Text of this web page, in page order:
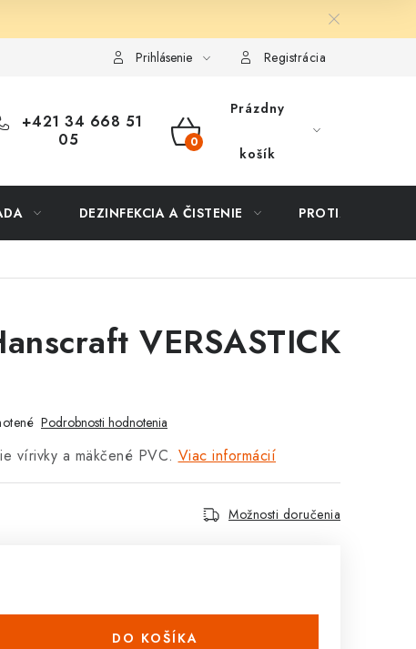
Spôsob dopravy a platby Vernostný program Moja objednávka
Prihlásenie Registrácia
+421 34 668 51
05
NÁKUPNÝ
Prázdny
košík
DEZINFEKCIA A ČISTENIE
VERSASTICK
Podrobnosti hodnotenia
vírivky a mäkčené PVC. Viac informácií
Možnosti doručenia
DO KOŠÍKA